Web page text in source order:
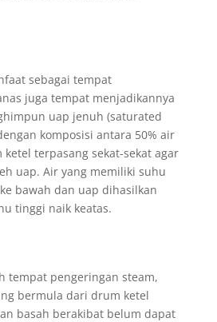
sebagai tempat
juga tempat menjadikannya
uap jenuh (saturated
komposisi antara 50% air
ketel terpasang sekat-sekat agar
uap. Air yang memiliki suhu
bawah dan uap dihasilkan
tinggi naik keatas.
tempat pengeringan steam,
bermula dari drum ketel
basah berakibat belum dapat